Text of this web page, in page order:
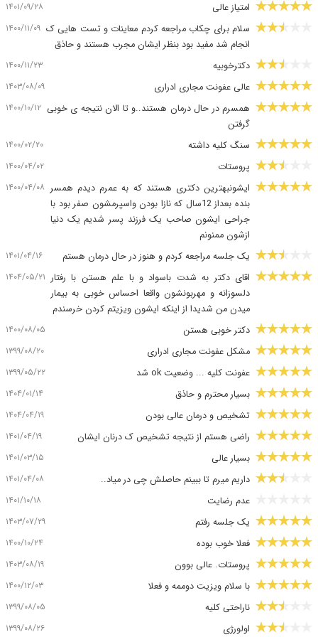
امتیاز عالی ۱۴۰۱/۰۹/۲۸
سلام برای چکاب مراجعه کردم معاینات و تست هایی ک
انجام شد مفید بود بنظر ایشان مجرب هستند و حاذق
۱۴۰۰/۱۱/۰۹
دکترخوبیه ۱۴۰۰/۱۱/۲۳
عالی عفونت مجاری ادراری ۱۴۰۳/۰۸/۰۹
همسرم در حال درمان هستند..و تا الان نتیجه ی خوبی
گرفتن
۱۴۰۰/۱۰/۱۲
سنگ کلیه داشته ۱۴۰۰/۰۲/۲۰
پروستات ۱۴۰۰/۰۴/۰۲
ایشونبهترین دکتری هستند که به عمرم دیدم همسر
بنده بعداز 12سال که نازا بودن واسپرمشون صفر بود با
جراحی ایشون صاحب یک فرزند پسر شدیم یک دنیا
ازشون ممنونم
۱۴۰۰/۰۴/۰۸
یک جلسه مراجعه کردم و هنوز در حال درمان هستم ۱۴۰۱/۰۴/۱۶
اقای دکتر به شدت باسواد و با علم هستن با رفتار
دلسوزانه و مهربونشون واقعا احساس خوبی به بیمار
میدن من شدیدا از اینکه ایشون ویزیتم کردن خرسندم
۱۴۰۴/۰۵/۲۱
دکتر خوبی هستن ۱۴۰۰/۰۸/۰۵
مشکل عفونت مجاری ادراری ۱۳۹۹/۰۸/۲۰
عفونت کلیه ... وضعیت ok شد ۱۳۹۹/۰۵/۲۲
بسیار محترم و حاذق ۱۴۰۴/۰۱/۱۴
تشخیص و درمان عالی بودن ۱۴۰۴/۰۴/۱۹
راضی هستم از نتیجه تشخیص ک درنان ایشان ۱۴۰۱/۰۴/۱۹
بسیار عالی ۱۴۰۱/۰۳/۱۵
داریم میرم تا ببینم حاصلش چی در میاد.. ۱۴۰۱/۰۴/۰۸
عدم رضایت ۱۴۰۱/۱۰/۱۸
یک جلسه رفتم ۱۴۰۳/۰۷/۲۹
فعلا خوب بوده ۱۴۰۰/۱۰/۲۴
پروستات. عالی بوون ۱۴۰۳/۰۸/۱۹
با سلام ویزیت دوممه و فعلا ۱۴۰۰/۱۲/۰۳
ناراحتی کلیه ۱۳۹۹/۰۸/۰۵
اولورژی ۱۳۹۹/۰۸/۲۶